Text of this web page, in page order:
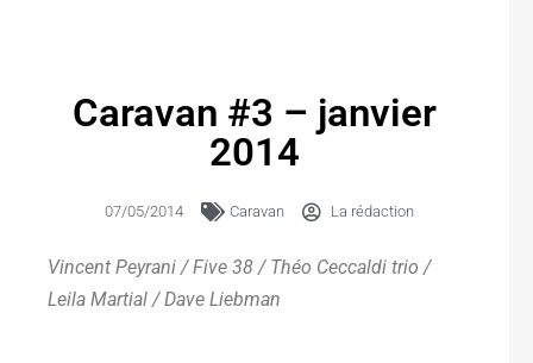
Caravan #3 – janvier
2014
07/05/2014 Caravan La rédaction
Vincent Peyrani / Five 38 / Théo Ceccaldi trio /
Leila Martial / Dave Liebman